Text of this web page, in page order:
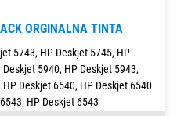
ORGINALNA TINTA
5743, HP Deskjet 5745, HP
5940, HP Deskjet 5943,
Deskjet 6540, HP Deskjet 6540
HP Deskjet 6543